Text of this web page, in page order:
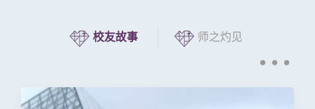
校友故事 师之灼见
•••